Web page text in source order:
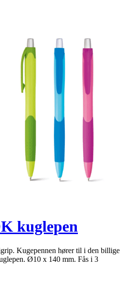
kuglepen
Kugepennen hører til i den billige
Ø10 x 140 mm. Fås i 3